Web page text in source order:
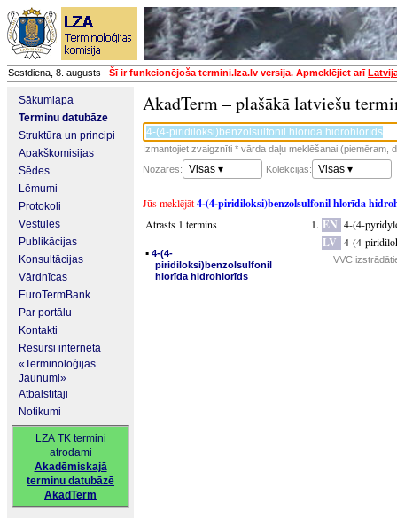
Sestdiena, 8. augusts Šī ir funkcionējoša termini.lza.lv versija. Apmeklējiet arī
Sākumlapa
Terminu datubāze
Struktūra un principi
Apakškomisijas
Sēdes
Lēmumi
Protokoli
Vēstules
Publikācijas
Konsultācijas
Vārdnīcas
EuroTermBank
Par portālu
Kontakti
Resursi internetā
«Terminoloģijas
Jaunumi»
Atbalstītāji
Notikumi
LZA TK termini
atrodami
Akadēmiskajā
terminu datubāzē
AkadTerm
AkadTerm – plašākā latviešu
Izmantojiet zvaigznīti * vārda daļu meklēšanai (piemēram,
Nozares:
Visas ▾ Kolekcijas: Visas ▾
Jūs meklējāt4-(4-piridiloksi)benzolsulfonil hlorīda
Atrasts 1 termins
▪ 4-(4-
piridiloksi)benzolsulfonil
hlorīda hidrohlorīds
EN 4-(4-
LV 4-(4-
VVC